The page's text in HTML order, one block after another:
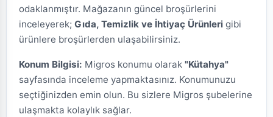
odaklanmıştır. Mağazanın güncel broşürlerini
inceleyerek; Gıda, Temizlik ve İhtiyaç Ürünleri gibi
ürünlere broşürlerden ulaşabilirsiniz.
Konum Bilgisi: Migros konumu olarak "Kütahya"
sayfasında inceleme yapmaktasınız. Konumunuzu
seçtiğinizden emin olun. Bu sizlere Migros şubelerine
ulaşmakta kolaylık sağlar.